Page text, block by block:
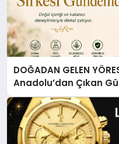
DOĞADAN GELEN
Anadolu’dan Çıkan
Gölü Yöresel Işkın